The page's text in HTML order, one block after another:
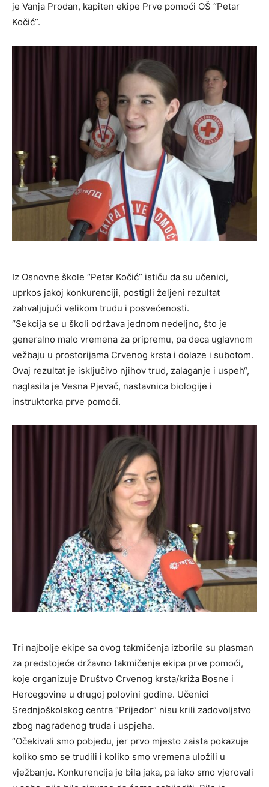
je Vanja Prodan, kapiten ekipe Prve pomoći OŠ “Petar
Kočić”.
Iz Osnovne škole “Petar Kočić” ističu da su učenici,
uprkos jakoj konkurenciji, postigli željeni rezultat
zahvaljujući velikom trudu i posvećenosti.
“Sekcija se u školi održava jednom nedeljno, što je
generalno malo vremena za pripremu, pa deca uglavnom
vežbaju u prostorijama Crvenog krsta i dolaze i subotom.
Ovaj rezultat je isključivo njihov trud, zalaganje i uspeh“,
naglasila je Vesna Pjevač, nastavnica biologije i
instruktorka prve pomoći.
Tri najbolje ekipe sa ovog takmičenja izborile su plasman
za predstojeće državno takmičenje ekipa prve pomoći,
koje organizuje Društvo Crvenog krsta/križa Bosne i
Hercegovine u drugoj polovini godine. Učenici
Srednjoškolskog centra “Prijedor” nisu krili zadovoljstvo
zbog nagrađenog truda i uspjeha.
“Očekivali smo pobjedu, jer prvo mjesto zaista pokazuje
koliko smo se trudili i koliko smo vremena uložili u
vježbanje. Konkurencija je bila jaka, pa iako smo vjerovali